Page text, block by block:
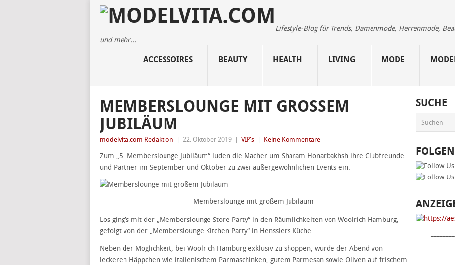
Lifestyle-Blog für Trends, Damenmode, Herrenmode,
und mehr...
ACCESSOIRES BEAUTY HEALTH LIVING MODE
MEMBERSLOUNGE MIT GROSSEM J
UBILÄUM
modelvita.com Redaktion 22. Oktober 2019 VIP's Keine Kommentare
Zum „5. Memberslounge Jubiläum“ luden die Macher um Sharam Honarbakhsh ihre Clubfreunde
und Partner im September und Oktober zu zwei außergewöhnlichen Events ein.
Memberslounge mit großem Jubiläum
Los ging’s mit der „Memberslounge Store Party“ in den Räumlichkeiten von Woolrich Hamburg,
gefolgt von der „Memberslounge Kitchen Party“ in Hensslers Küche.
Neben der Möglichkeit, bei Woolrich Hamburg exklusiv zu shoppen, wurde der Abend von
leckeren Häppchen wie italienischem Parmaschinken, gutem Parmesan sowie Oliven auf frischem
SUCHE
FOLGEN